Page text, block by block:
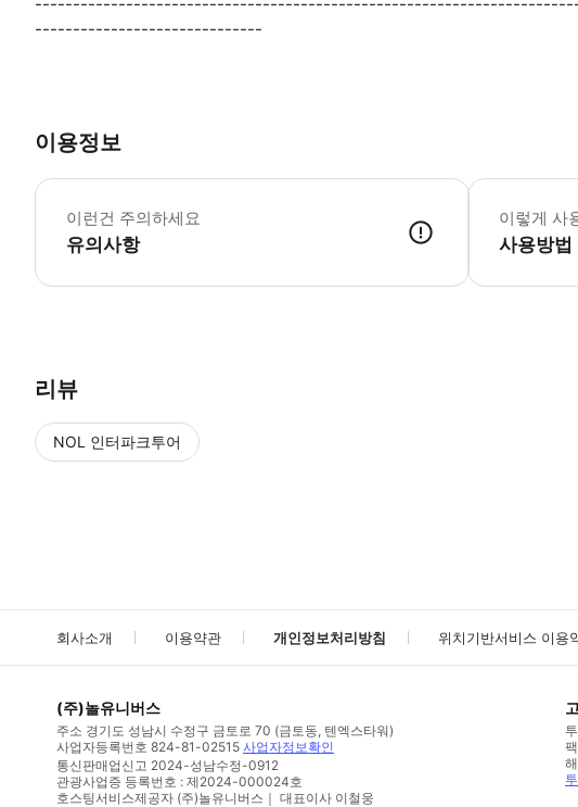
------------------------------
이용정보
이런건 주의하세요
유의사항
* 소요시간 : 30
이렇게 사
사용방법
리뷰
NOL 인터파크투어
회사소개 이용약관 개인정보처리방침 위치기반서비스 이용
(주)놀유니버스
주소 경기도 성남시 수정구 금토로 70 (금토동, 텐엑스타워)
사업자등록번호 824-81-02515 사업자정보확인
통신판매업신고 2024-성남수정-0912
관광사업증 등록번호 : 제2024-000024호
호스팅서비스제공자 (주)놀유니버스｜ 대표이사 이철웅